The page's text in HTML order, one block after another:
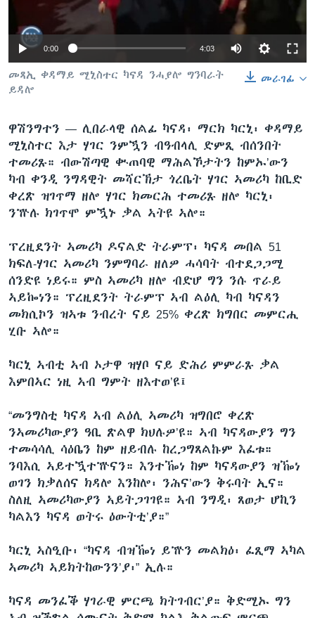
ቂሔ ጽልሚ
ቋንቋታት
Auto 240p 360p 480p
720p 1080p
0:00 4:03
240p
720p
መራገፊ
መጻኢ ቀዳማይ ሚኒስተር ካናዳ ንሓያሎ ግንባራት
ይዳሎ
ዋሽንግተን — ሊበራላዊ ሰልፊ ካናዳ፡ ማርክ ካርኒ፡ ቀዳማይ
ሚኒስተር እታ ሃገር ንምዃን ብዓብላሊ ድምጺ ብሰንበት
ተመሪጹ። ብውሽጣዊ ቍጠባዊ ማሕልኾታትን ከምኡ’ውን
ካብ ቀንዲ ንግዳዊት መሻርኽታ ጎረቤት ሃገር ኣመሪካ ከቢድ
ቀረጽ ዝገጥማ ዘሎ ሃገር ክመርሕ ተመሪጹ ዘሎ ካርኒ፡
ንዅሉ ክገጥሞ ምዃኑ ቃል ኣትዩ ኣሎ።
ፕረዚደንት ኣመሪካ ዶናልድ ትራምፕ፡ ካናዳ መበል 51
ክፍለ-ሃገር ኣመሪካ ንምግባራ ዘለዎ ሓሳባት ብተደጋጋሚ
ሰንድዩ ነይሩ። ምስ ኣመሪካ ዘሎ ብድሆ ግን ንሱ ጥራይ
ኣይኰነን። ፕረዚደንት ትራምፕ ኣብ ልዕሊ ካብ ካናዳን
መክሲኮን ዝኣቱ ንብረት ናይ 25% ቀረጽ ክግበር መምርሒ
ሂቡ ኣሎ።
ካርኒ ኣብቲ ኣብ ኦታዋ ዝሃቦ ናይ ድሕሪ ምምራጹ ቃል
እምበኣር ነዚ ኣብ ግምት ዘእተወ’ዩ፤
“መንግስቲ ካናዳ ኣብ ልዕሊ ኣመሪካ ዝግበሮ ቀረጽ
ንኣመሪካውያን ዓቢ ጽልዋ ክህሉዎ’ዩ። ኣብ ካናዳውያን ግን
ተመሳሳሊ ሳዕቤን ከም ዘይብሉ ከረጋግጸልኩም እፈቱ።
ንባእሲ ኣይተዃተዅናን። እንተዀነ ከም ካናዳውያን ዝዀነ
ወገን ክቃለሰና ክዳሎ እንከሎ፡ ንሕና’ውን ቅሩባት ኢና።
ስለዚ ኣመሪካውያን ኣይትጋገገዩ። ኣብ ንግዲ፡ ጸወታ ሆኪን
ካልእን ካናዳ ወትሩ ዕውትቲ’ያ።”
ካርኒ ኣስዒቡ፡ “ካናዳ ብዝዀነ ይዅን መልክዕ፡ ፈጺማ ኣካል
ኣመሪካ ኣይክትከውንን’ያ፡” ኢሉ።
ካናዳ መንፈቕ ሃገራዊ ምርጫ ክትገብር’ያ። ቅድሚኡ ግን